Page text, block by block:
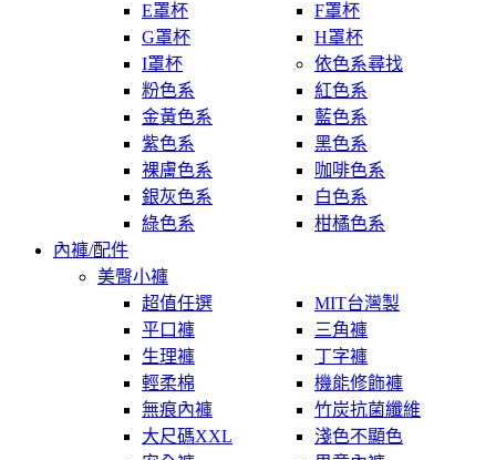
E罩杯
F罩杯
G罩杯
H罩杯
I罩杯
依色系尋找
粉色系
紅色系
金黃色系
藍色系
紫色系
黑色系
裸膚色系
咖啡色系
銀灰色系
白色系
綠色系
柑橘色系
內褲/配件
美臀小褲
超值任選
MIT台灣製
平口褲
三角褲
生理褲
丁字褲
輕柔棉
機能修飾褲
無痕內褲
竹炭抗菌纖維
大尺碼XXL
淺色不顯色